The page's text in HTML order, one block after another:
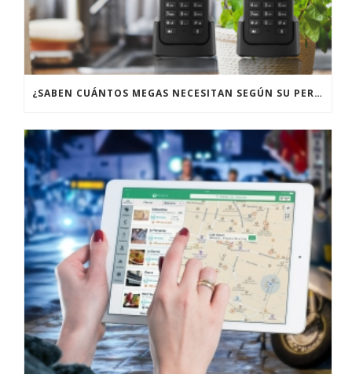
¿SABEN CUÁNTOS MEGAS NECESITAN SEGÚN SU PERFIL DE USUARIO?